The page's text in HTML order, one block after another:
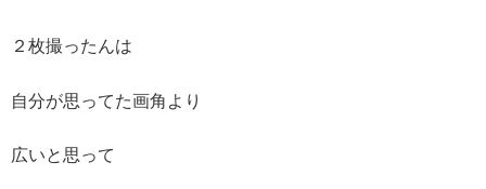
２枚撮ったんは
自分が思ってた画角より
広いと思って